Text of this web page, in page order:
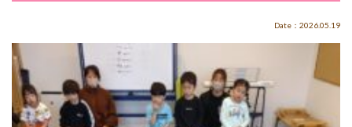
Date：2026.05.19